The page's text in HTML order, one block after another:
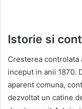
Istorie si
Cresterea
inceput in anii 1870.
aparent comuna,
dezvoltat un catine